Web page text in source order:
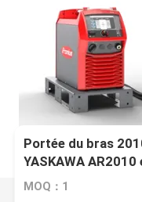
Portée du bras
YASKAWA
Wedling d'arc avec
MOQ：1